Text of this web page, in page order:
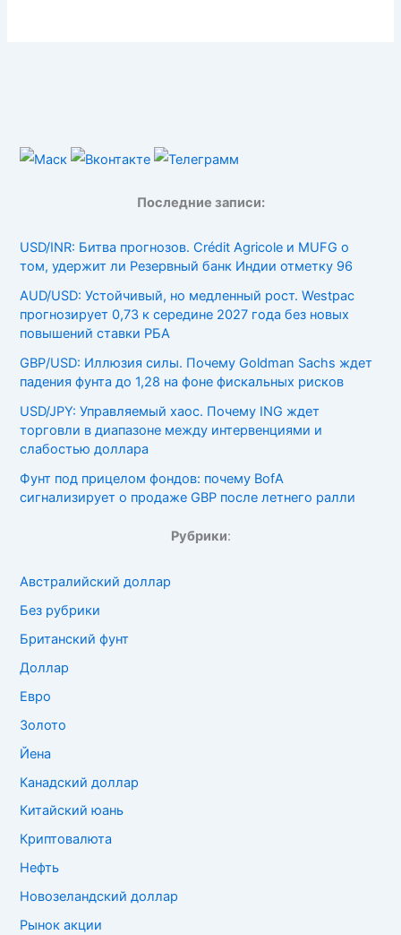
Последние записи:
USD/INR: Битва прогнозов. Crédit Agricole и MUFG о
том, удержит ли Резервный банк Индии отметку 96
AUD/USD: Устойчивый, но медленный рост. Westpac
прогнозирует 0,73 к середине 2027 года без новых
повышений ставки РБА
GBP/USD: Иллюзия силы. Почему Goldman Sachs ждет
падения фунта до 1,28 на фоне фискальных рисков
USD/JPY: Управляемый хаос. Почему ING ждет
торговли в диапазоне между интервенциями и
слабостью доллара
Фунт под прицелом фондов: почему BofA
сигнализирует о продаже GBP после летнего ралли
Рубрики:
Австралийский доллар
Без рубрики
Британский фунт
Доллар
Евро
Золото
Йена
Канадский доллар
Китайский юань
Криптовалюта
Нефть
Новозеландский доллар
Рынок акции